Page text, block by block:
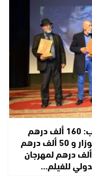
دعم المهرجانات السينمائية بالمغرب: 160 ألف درهم
لمهرجان فاس و80 ألف درهم لإيموزار و 50 ألف درهم
لمهرجان سينما المقهى بتازة و30 ألف درهم لمهرجان